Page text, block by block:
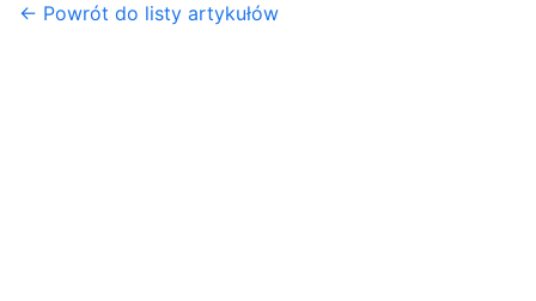
← Powrót do listy artykułów